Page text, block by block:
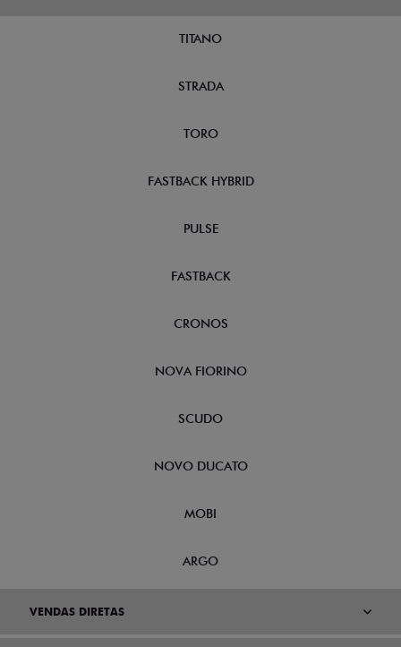
TITANO
STRADA
TORO
FASTBACK HYBRID
PULSE
FASTBACK
CRONOS
NOVA FIORINO
SCUDO
NOVO DUCATO
MOBI
ARGO
VENDAS DIRETAS